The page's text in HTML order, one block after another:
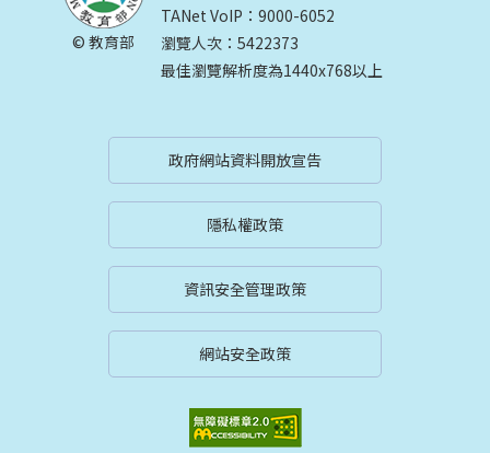
© 教育部
TANet VoIP：9000-6052
瀏覽人次：5422373
最佳瀏覽解析度為1440x768以上
政府網站資料開放宣告
隱私權政策
資訊安全管理政策
網站安全政策